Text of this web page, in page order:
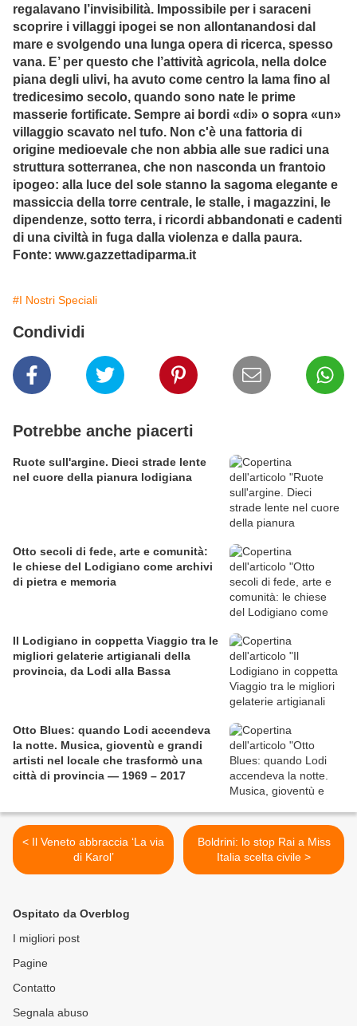
regalavano l’invisibilità. Impossibile per i saraceni
scoprire i villaggi ipogei se non allontanandosi dal
mare e svolgendo una lunga opera di ricerca, spesso
vana. E’ per questo che l’attività agricola, nella dolce
piana degli ulivi, ha avuto come centro la lama fino al
tredicesimo secolo, quando sono nate le prime
masserie fortificate. Sempre ai bordi «di» o sopra «un»
villaggio scavato nel tufo. Non c'è una fattoria di
origine medioevale che non abbia alle sue radici una
struttura sotterranea, che non nasconda un frantoio
ipogeo: alla luce del sole stanno la sagoma elegante e
massiccia della torre centrale, le stalle, i magazzini, le
dipendenze, sotto terra, i ricordi abbandonati e cadenti
di una civiltà in fuga dalla violenza e dalla paura.
Fonte: www.gazzettadiparma.it
#I Nostri Speciali
Condividi
Potrebbe anche piacerti
Ruote sull'argine. Dieci strade lente
nel cuore della pianura lodigiana
Otto secoli di fede, arte e comunità:
le chiese del Lodigiano come archivi
di pietra e memoria
Il Lodigiano in coppetta Viaggio tra le
migliori gelaterie artigianali della
provincia, da Lodi alla Bassa
Otto Blues: quando Lodi accendeva
la notte. Musica, gioventù e grandi
artisti nel locale che trasformò una
città di provincia — 1969 – 2017
< Il Veneto abbraccia ‘La via
di Karol’
Boldrini: lo stop Rai a Miss
Italia scelta civile >
Ospitato da Overblog
I migliori post
Pagine
Contatto
Segnala abuso